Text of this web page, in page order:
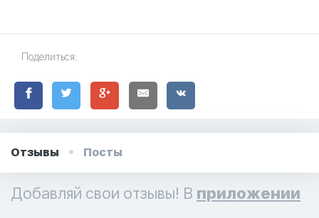
Поделиться:
Отзывы Посты
Добавляй свои отзывы! В приложении